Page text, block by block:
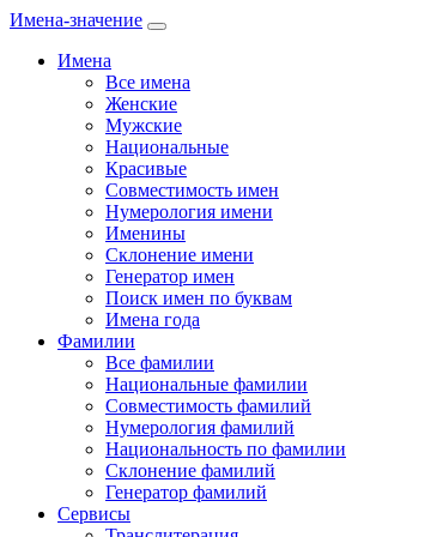
Имена-значение
Имена
Все имена
Женские
Мужские
Национальные
Красивые
Совместимость имен
Нумерология имени
Именины
Склонение имени
Генератор имен
Поиск имен по буквам
Имена года
Фамилии
Все фамилии
Национальные фамилии
Совместимость фамилий
Нумерология фамилий
Национальность по фамилии
Склонение фамилий
Генератор фамилий
Сервисы